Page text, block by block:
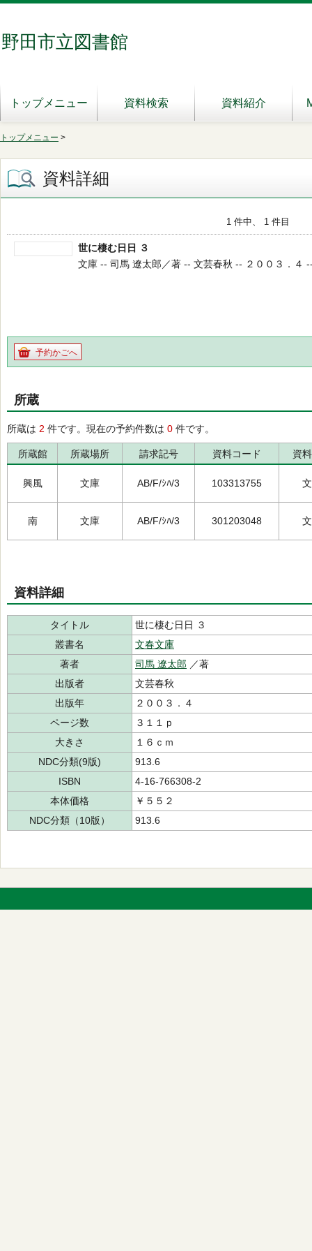
野田市立図書館
トップメニュー 資料検索 資料紹介
トップメニュー >
資料詳細
1 件中、 1 件目
世に棲む日日 ３
文庫 -- 司馬 遼太郎／著 -- 文芸春秋 -- ２００３．４
予約かごへ
所蔵
所蔵は 2 件です。現在の予約件数は 0 件です。
所蔵館 所蔵場所 請求記号 資料コード 資
興風 文庫 AB/F/ｼﾊ/3 103313755
南 文庫 AB/F/ｼﾊ/3 301203048
資料詳細
タイトル
世に棲む日日 ３
叢書名
文春文庫
著者
司馬 遼太郎 ／著
出版者
文芸春秋
出版年
２００３．４
ページ数
３１１ｐ
大きさ
１６ｃｍ
NDC分類(9版)
913.6
ISBN
4-16-766308-2
本体価格
￥５５２
NDC分類（10版）
913.6